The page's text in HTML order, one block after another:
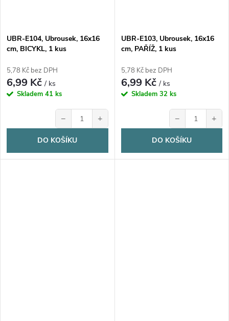
UBR-E104, Ubrousek, 16x16
cm, BICYKL, 1 kus
5,78 Kč bez DPH
6,99 Kč/ ks
Skladem 41 ks
− +
DO KOŠÍKU
UBR-E103, Ubrousek, 16x16
cm, PAŘÍŽ, 1 kus
5,78 Kč bez DPH
6,99 Kč/ ks
Skladem 32 ks
− +
DO KOŠÍKU